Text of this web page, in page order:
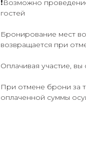
❗️Возможно
гостей
Бронирование мест
возвращается при
Оплачивая участие,
При отмене брони за
оплаченной суммы